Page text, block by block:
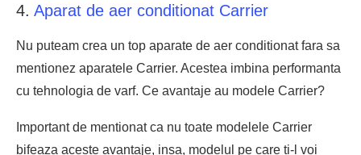
4. Aparat de aer conditionat Carrier
Nu puteam crea un top aparate de aer conditionat fara sa
mentionez aparatele Carrier. Acestea imbina performanta
cu tehnologia de varf. Ce avantaje au modele Carrier?
Important de mentionat ca nu toate modelele Carrier
bifeaza aceste avantaje, insa, modelul pe care ti-l voi